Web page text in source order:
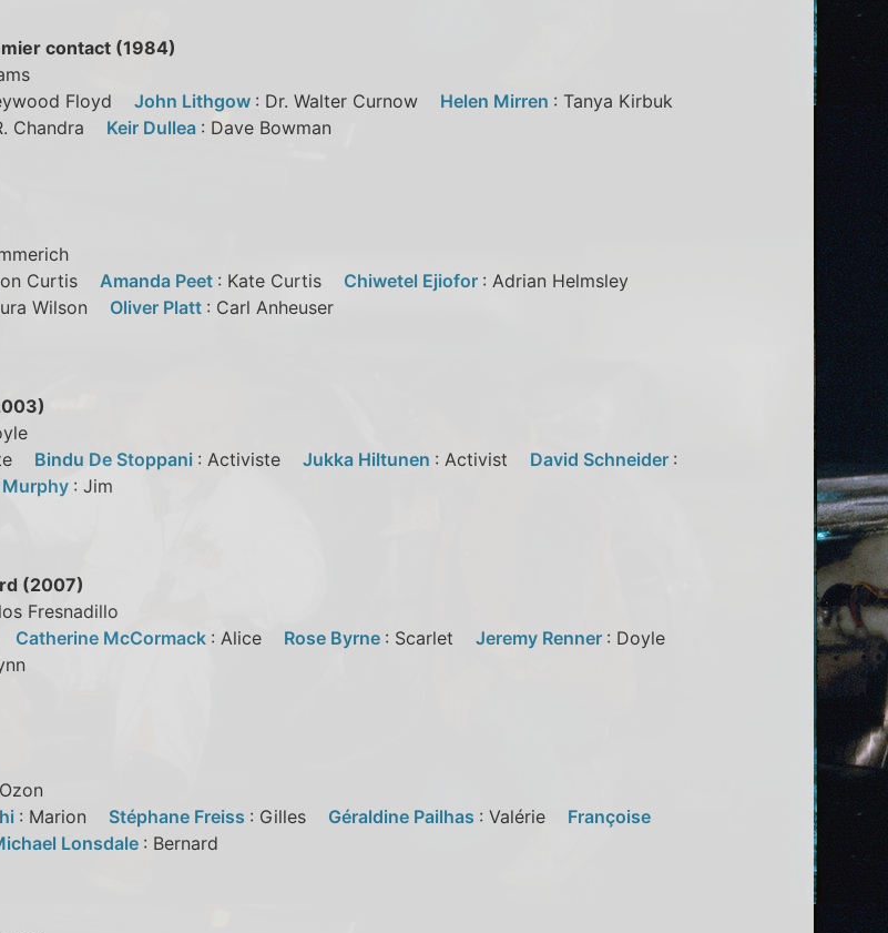
contact (1984)
Floyd John Lithgow : Dr. Walter Curnow Helen Mirren : Tanya Kirbuk
Chandra Keir Dullea : Dave Bowman
Curtis Amanda Peet : Kate Curtis Chiwetel Ejiofor : Adrian Helmsley
Wilson Oliver Platt : Carl Anheuser
Bindu De Stoppani : Activiste Jukka Hiltunen : Activist David Schneider :
: Jim
(2007)
Fresnadillo
Catherine McCormack : Alice Rose Byrne : Scarlet Jeremy Renner : Doyle
: Marion Stéphane Freiss : Gilles Géraldine Pailhas : Valérie Françoise
Lonsdale : Bernard